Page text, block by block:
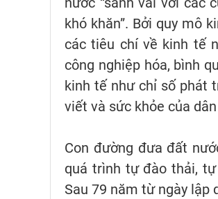
khó khăn”. Bởi quy mô
các tiêu chí về kinh tế
công nghiệp hóa, bình
kinh tế như chỉ số phát
viết và sức khỏe của
Con đường đưa đất
quá trình tự đào thải,
Sau 79 năm từ ngày lập